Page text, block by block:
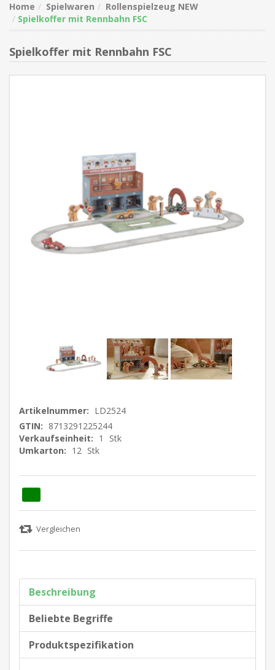
Home Spielwaren
Rollenspielzeug NEW
Spielkoffer mit Rennbahn FSC
Spielkoffer mit Rennbahn FSC
Artikelnummer: LD2524
GTIN: 8713291225244
Verkaufseinheit: 1
Stk
Umkarton: 12 Stk
Beschreibung
Beliebte Begriffe
Produktspezifikation